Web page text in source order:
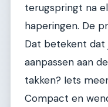
terugspringt na
haperingen. De
Dat betekent dat
aanpassen aan
takken? Iets
Compact en